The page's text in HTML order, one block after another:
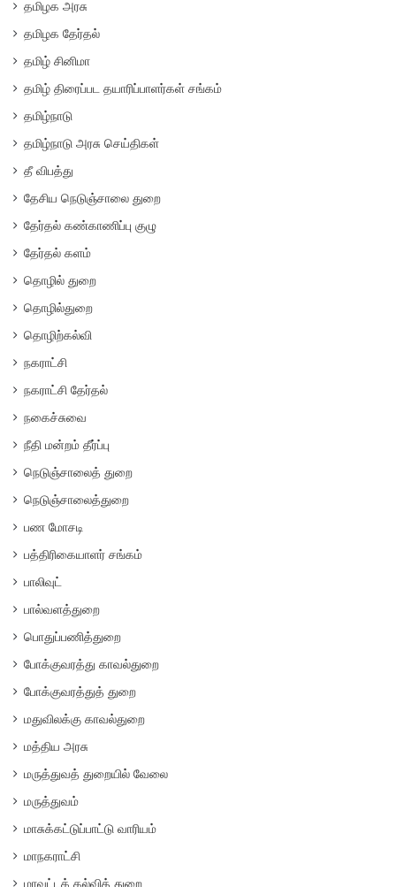
தமிழக அரசு
தமிழக தேர்தல்
தமிழ் சினிமா
தமிழ் திரைப்பட தயாரிப்பாளர்கள் சங்கம்
தமிழ்நாடு
தமிழ்நாடு அரசு செய்திகள்
தீ விபத்து
தேசிய நெடுஞ்சாலை துறை
தேர்தல் கண்காணிப்பு குழு
தேர்தல் களம்
தொழில் துறை
தொழில்துறை
தொழிற்கல்வி
நகராட்சி
நகராட்சி தேர்தல்
நகைச்சுவை
நீதி மன்றம் தீர்ப்பு
நெடுஞ்சாலைத் துறை
நெடுஞ்சாலைத்துறை
பண மோசடி
பத்திரிகையாளர் சங்கம்
பாலிவுட்
பால்வளத்துறை
பொதுப்பணித்துறை
போக்குவரத்து காவல்துறை
போக்குவரத்துத் துறை
மதுவிலக்கு காவல்துறை
மத்திய அரசு
மருத்துவத் துறையில் வேலை
மருத்துவம்
மாசுக்கட்டுப்பாட்டு வாரியம்
மாநகராட்சி
மாவட்டக் கல்வித் துறை